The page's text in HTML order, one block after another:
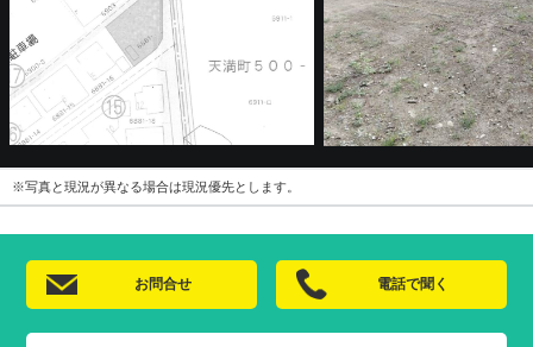
※写真と現況が異なる場合は現況優先とします。
お問合せ 電話で聞く